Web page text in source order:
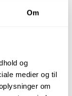
Om
og
medier og til
om